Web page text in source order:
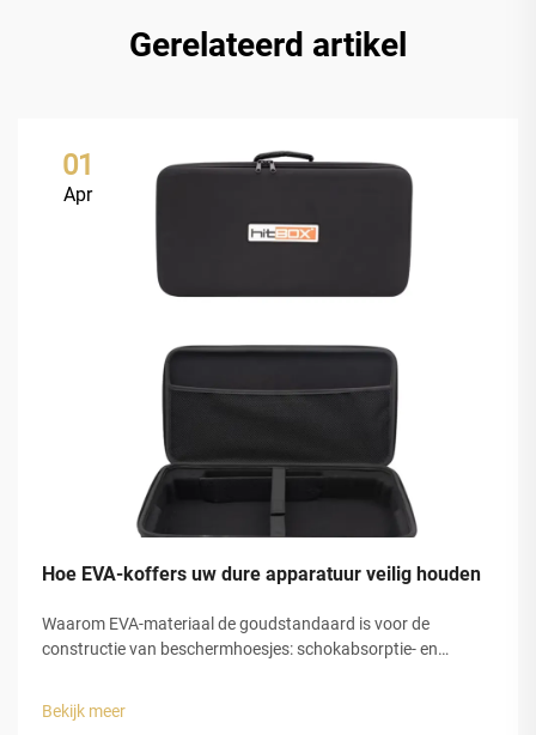
Gerelateerd artikel
01
Apr
Hoe EVA-koffers uw dure apparatuur veilig houden
Waarom EVA-materiaal de goudstandaard is voor de
constructie van beschermhoesjes: schokabsorptie- en
impactbescherming dankzij zijn speciale gesloten...
Bekijk meer